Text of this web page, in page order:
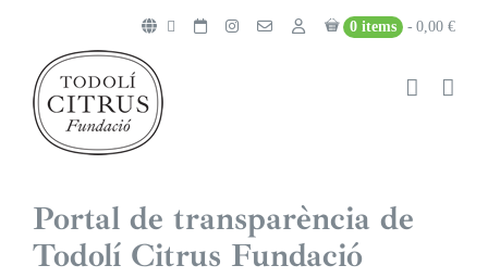
content
0 items 0,00 €
Portal de transparència de
Todolí Citrus Fundació